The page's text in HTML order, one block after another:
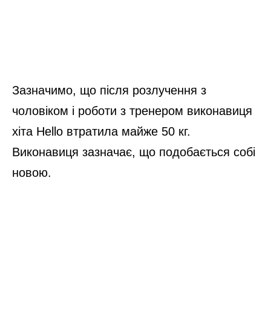
Зазначимо, що після розлучення з
чоловіком і роботи з тренером виконавиця
хіта Hello втратила майже 50 кг.
Виконавиця зазначає, що подобається собі
новою.